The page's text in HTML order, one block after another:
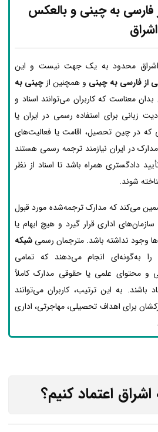
فارسی به چینی و بالعکس
اشراق محدود به یک جهت نیست و این
از فارسی به چینی و همچنین ازچینی به
معناست که کاربران می‌توانند اسناد و
زبانی برای استفاده رسمی در ایران یا
که در چین تحصیل، اقامت یا فعالیت‌های
مدارک در ایران نیازمند ترجمه رسمی هستند
دادگستری همراه باشد تا اسناد از نظر
شوند.
می‌کند که مدارک ترجمه‌شده مورد قبول
اداری قرار گیرد و هیچ ابهام یا
وجود نداشته باشد. مترجمان رسمی شبکه
را به‌گونه‌ای انجام می‌دهند که تمامی
و محتوای علمی یا حقوقی مدارک کاملاً
باشند. به این ترتیب، کاربران می‌توانند
برای اهداف تحصیلی، مهاجرتی، اداری
اشراق اعتماد کنیم؟